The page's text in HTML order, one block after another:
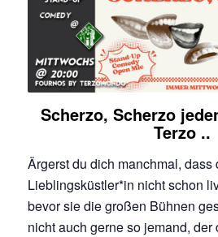
Scherzo, Scherzo
Terzo ..
Ärgerst du dich manchmal, dass
Lieblingsküstler*in nicht schon
bevor sie die großen Bühnen
nicht auch gerne so jemand,